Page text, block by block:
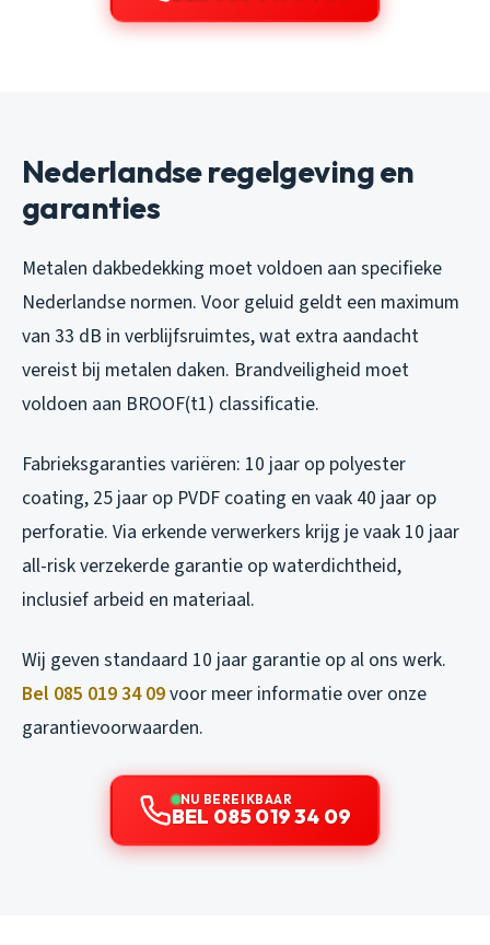
Nederlandse regelgeving en
garanties
Metalen dakbedekking moet voldoen aan specifieke
Nederlandse normen. Voor geluid geldt een maximum
van 33 dB in verblijfsruimtes, wat extra aandacht
vereist bij metalen daken. Brandveiligheid moet
voldoen aan BROOF(t1) classificatie.
Fabrieksgaranties variëren: 10 jaar op polyester
coating, 25 jaar op PVDF coating en vaak 40 jaar op
perforatie. Via erkende verwerkers krijg je vaak 10 jaar
all-risk verzekerde garantie op waterdichtheid,
inclusief arbeid en materiaal.
Wij geven standaard 10 jaar garantie op al ons werk.
Bel 085 019 34 09voor meer informatie over onze
garantievoorwaarden.
NU BEREIKBAAR
BEL 085 019 34 09